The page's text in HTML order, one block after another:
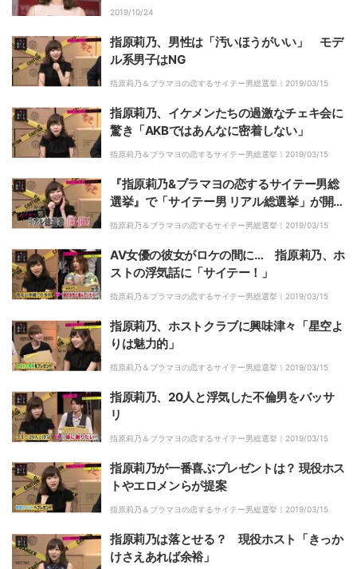
2019/10/24
指原莉乃、男性は「汚いほうがいい」 モデ
ル系男子はNG
指原莉乃＆ブラマヨの恋するサイテー男総選挙｜ 2019/03/15
指原莉乃、イケメンたちの過激なチェキ会に
驚き「AKBではあんなに密着しない」
指原莉乃＆ブラマヨの恋するサイテー男総選挙｜ 2019/03/15
『指原莉乃&ブラマヨの恋するサイテー男総
選挙』で「サイテー男 リアル総選挙」が開
催
指原莉乃＆ブラマヨの恋するサイテー男総選挙｜ 2019/03/15
AV女優の彼女がロケの間に… 指原莉乃、ホ
ストの浮気話に「サイテー！」
指原莉乃＆ブラマヨの恋するサイテー男総選挙｜ 2019/03/15
指原莉乃、ホストクラブに興味津々「星空よ
りは魅力的」
指原莉乃＆ブラマヨの恋するサイテー男総選挙｜ 2019/03/15
指原莉乃、20人と浮気した不倫男をバッサ
リ
指原莉乃＆ブラマヨの恋するサイテー男総選挙｜ 2019/03/15
指原莉乃が一番喜ぶプレゼントは？ 現役ホス
トやエロメンらが提案
指原莉乃＆ブラマヨの恋するサイテー男総選挙｜ 2019/03/15
指原莉乃は落とせる？ 現役ホスト「きっか
けさえあれば余裕」